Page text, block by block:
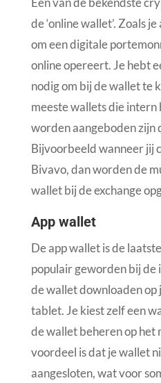
de ‘online wallet’. Zoals
om een digitale
online opereert. Je hebt
nodig om bij de wallet te
meeste wallets die intern
worden aangeboden zijn
Bijvoorbeeld wanneer jij
Bivavo, dan worden de
wallet bij de exchange
App wallet
De app wallet is de
populair geworden bij de
de wallet downloaden
tablet. Je kiest zelf een
de wallet beheren op het
voordeel is dat je wallet
aangesloten, wat voor